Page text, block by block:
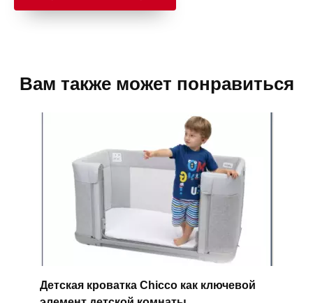
Вам также может понравиться
Детская кроватка Chicco как ключевой